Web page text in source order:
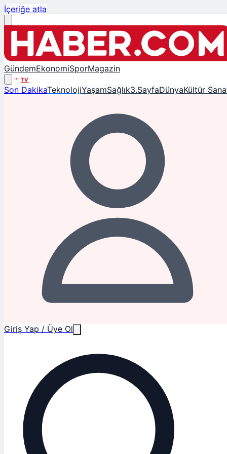
İçeriğe atla
GündemEkonomiSporMagazin
TV
Son DakikaTeknolojiYaşamSağlık3.SayfaDünyaKültür
Giriş Yap / Üye Ol